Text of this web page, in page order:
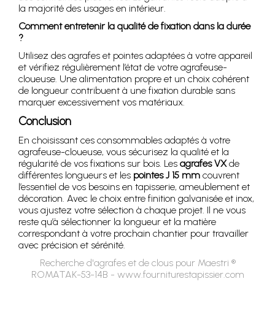
la majorité des usages en intérieur.
Comment entretenir la qualité de fixation dans la durée
?
Utilisez des agrafes et pointes adaptées à votre appareil
et vérifiez régulièrement l’état de votre agrafeuse-
cloueuse. Une alimentation propre et un choix cohérent
de longueur contribuent à une fixation durable sans
marquer excessivement vos matériaux.
Conclusion
En choisissant ces consommables adaptés à votre
agrafeuse-cloueuse, vous sécurisez la qualité et la
régularité de vos fixations sur bois. Les agrafes VXde
différentes longueurs et les pointes J 15 mm couvrent
l’essentiel de vos besoins en tapisserie, ameublement et
décoration. Avec le choix entre finition galvanisée et inox,
vous ajustez votre sélection à chaque projet. Il ne vous
reste qu’à sélectionner la longueur et la matière
correspondant à votre prochain chantier pour travailler
avec précision et sérénité.
Recherche d'agrafes et de clous pour Maestri ®
ROMATAK-53-14B - www.fourniturestapissier.com